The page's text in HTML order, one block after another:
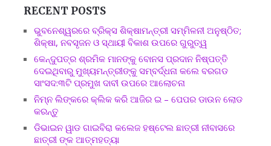
RECENT POSTS
ଭୁବନେଶ୍ୱରରେ ବ୍ରିକ୍ସ ଶିକ୍ଷାମନ୍ତ୍ରୀ ସମ୍ମିଳନୀ ଅନୁଷ୍ଠିତ;
ଶିକ୍ଷା, ନବସୃଜନ ଓ ସ୍ଥାୟୀ ବିକାଶ ଉପରେ ଗୁରୁତ୍ୱ
କେନ୍ଦୁପତ୍ର ଶ୍ରମିକ ମାନଙ୍କୁ ବୋନସ ପ୍ରଦାନ ନିଷ୍ପତ୍ତି
ଦେଇଥିବାରୁ ମୁଖ୍ୟମନ୍ତ୍ରୀଙ୍କୁ ସମ୍ବର୍ଦ୍ଧନା କଲେ ବରଗଡ
ସାଂସଦ:୩ଟି ପ୍ରମୁଖ ଦାବୀ ଉପରେ ଆଲୋଚନା
ନିମ୍ନ ଲିଙ୍କରେ କ୍ଲିକ କରି ଆଜିର ଇ – ପେପର ଡାଉନ ଲୋଡ
କରନ୍ତୁ
ଡିଭାଇନ ୱାଡ ଗାଇବିରା କଲେଜ ହଷ୍ଟେଲ ଛାତ୍ରୀ ନୀବାସରେ
ଛାତ୍ରୀ ଙ୍କ ଆତ୍ମହତ୍ୟା